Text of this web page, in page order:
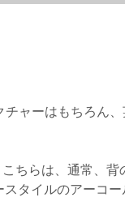
ャーはもちろん
ちらは、通常、背
タイルのアーコー